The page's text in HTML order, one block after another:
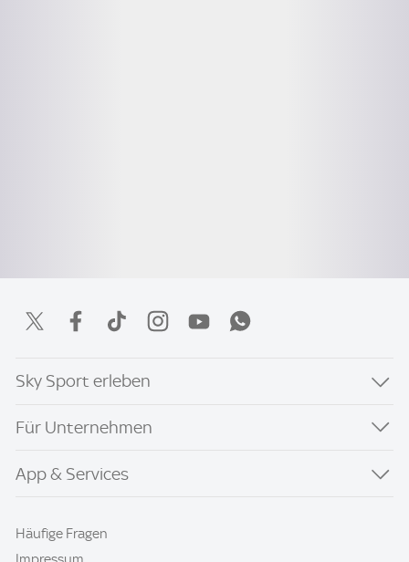
Sky Sport erleben
Für Unternehmen
App & Services
Häufige Fragen